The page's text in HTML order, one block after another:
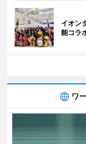
イオン
能コラ
ワ